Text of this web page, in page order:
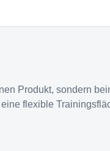
Produkt, sondern
flexible